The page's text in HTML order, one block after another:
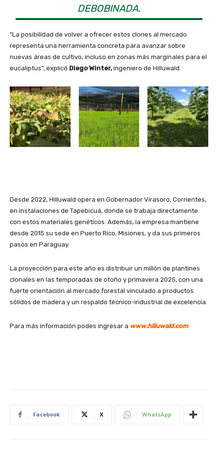
DEBOBINADA.
“La posibilidad de volver a ofrecer estos clones al mercado
representa una herramienta concreta para avanzar sobre
nuevas áreas de cultivo, incluso en zonas más marginales para el
eucaliptus”, explicó Diego Winter,ingeniero de Hilluwald.
Desde 2022, Hilluwald opera en Gobernador Virasoro, Corrientes,
en instalaciones de Tapebicuá, donde se trabaja directamente
con estos materiales genéticos. Además, la empresa mantiene
desde 2015 su sede en Puerto Rico, Misiones, y da sus primeros
pasos en Paraguay.
La proyección para este año es distribuir un millón de plantines
clonales en las temporadas de otoño y primavera 2025, con una
fuerte orientación al mercado forestal vinculado a productos
sólidos de madera y un respaldo técnico-industrial de excelencia.
Para más información podes ingresar a www.hilluwald.com
Facebook X WhatsApp